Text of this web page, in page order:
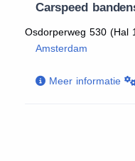
Carspeed
Osdorperweg 530 (Hal
Amsterdam
Meer informatie